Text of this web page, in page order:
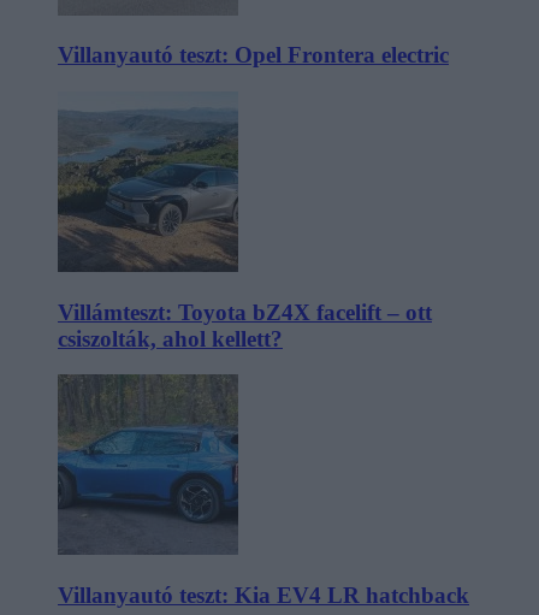
Villanyautó teszt: Opel Frontera electric
Villámteszt: Toyota bZ4X facelift – ott
csiszolták, ahol kellett?
Villanyautó teszt: Kia EV4 LR hatchback